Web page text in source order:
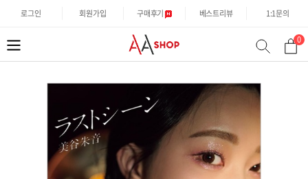
로그인 회원가입 구매후기 베스트리뷰 1:1문의
류
0